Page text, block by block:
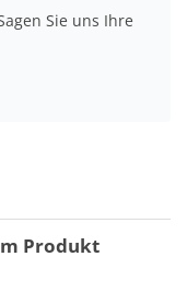
Sie uns Ihre
Produkt